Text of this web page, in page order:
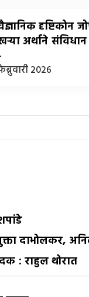
दृष्टिकोन
अर्थाने
2026
दाभोलकर,
: राहुल थोरात